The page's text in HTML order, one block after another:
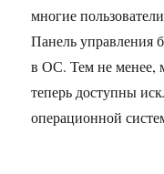
многие
Панель управления
в ОС. Тем не менее,
теперь доступны
операционной